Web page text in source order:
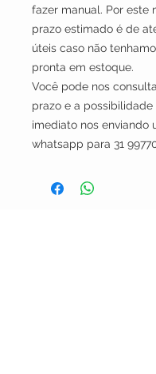
fazer manual. Por este
prazo estimado é de
úteis caso não
pronta em estoque.
Você pode nos
prazo e a possibilidade
imediato nos enviando
whatsapp para 31